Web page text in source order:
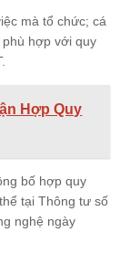
mà tổ chức; cá
hợp với quy
Hợp Quy
bố hợp quy
tại Thông tư số
nghệ ngày